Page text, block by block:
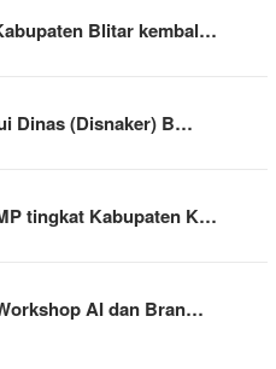
Blitar kembal…
Dinas (Disnaker) B…
tingkat Kabupaten K…
AI dan Bran…